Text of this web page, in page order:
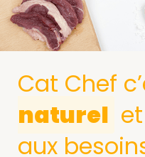
Cat Chef
naturel
aux